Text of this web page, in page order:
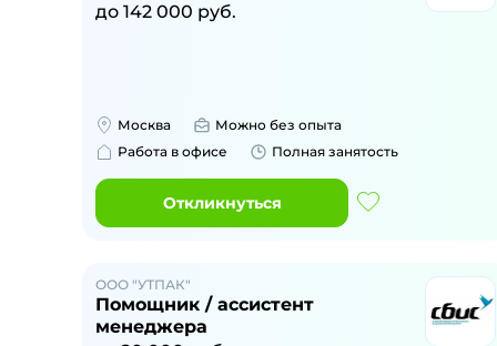
до 142 000 руб.
Москва
Можно без опыта
Работа в офисе
Полная занятость
Откликнуться
ООО "УТПАК"
Помощник / ассистент
менеджера